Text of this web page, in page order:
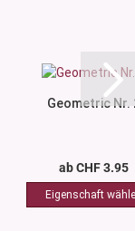
Geometric Nr.
ab CHF 3.95